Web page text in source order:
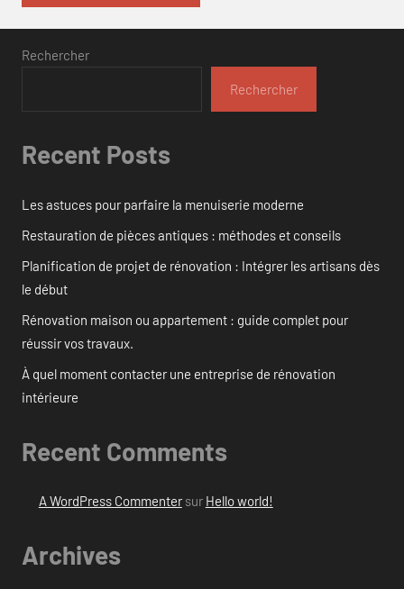
Rechercher
Rechercher
Recent Posts
Les astuces pour parfaire la menuiserie moderne
Restauration de pièces antiques : méthodes et conseils
Planification de projet de rénovation : Intégrer les artisans dès
le début
Rénovation maison ou appartement : guide complet pour
réussir vos travaux.
À quel moment contacter une entreprise de rénovation
intérieure
Recent Comments
A WordPress Commentersur Hello world!
Archives